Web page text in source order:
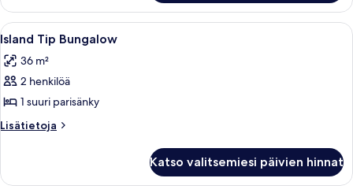
Avaa
kaikki
huonetyypin
Island
Tip
Bungalow
Tilava makuuhuone, jossa on suuri
7
Island Tip Bungalow
36 m²
2 henkilöä
1 suuri parisänky
Lisätietoja
Lisätietoja
Bungalow
Katso valitsemiesi päivien hinnat